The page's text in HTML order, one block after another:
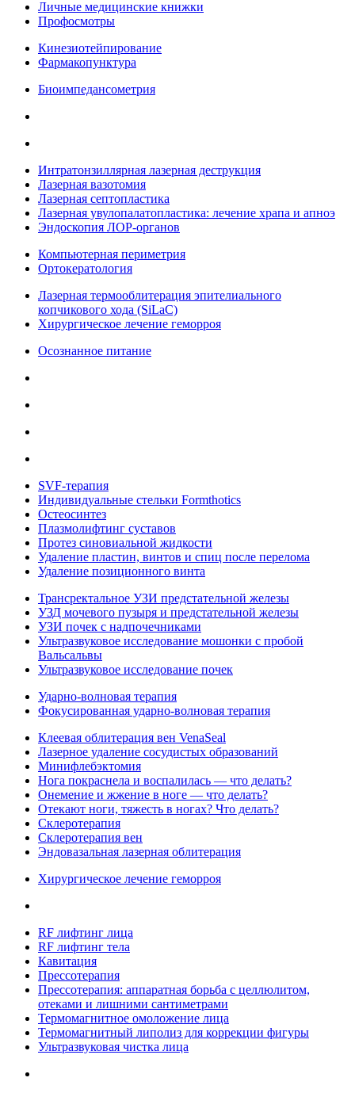
Личные медицинские книжки
Профосмотры
Кинезиотейпирование
Фармакопунктура
Биоимпедансометрия
Интратонзиллярная лазерная деструкция
Лазерная вазотомия
Лазерная септопластика
Лазерная увулопалатопластика: лечение храпа и апноэ
Эндоскопия ЛОР-органов
Компьютерная периметрия
Ортокератология
Лазерная термооблитерация эпителиального
копчикового хода (SiLaC)
Хирургическое лечение геморроя
Осознанное питание
SVF-терапия
Индивидуальные стельки Formthotics
Остеосинтез
Плазмолифтинг суставов
Протез синовиальной жидкости
Удаление пластин, винтов и спиц после перелома
Удаление позиционного винта
Трансректальное УЗИ предстательной железы
УЗД мочевого пузыря и предстательной железы
УЗИ почек с надпочечниками
Ультразвуковое исследование мошонки с пробой
Вальсальвы
Ультразвуковое исследование почек
Ударно-волновая терапия
Фокусированная ударно-волновая терапия
Клеевая облитерация вен VenaSeal
Лазерное удаление сосудистых образований
Минифлебэктомия
Нога покраснела и воспалилась — что делать?
Онемение и жжение в ноге — что делать?
Отекают ноги, тяжесть в ногах? Что делать?
Склеротерапия
Склеротерапия вен
Эндовазальная лазерная облитерация
Хирургическое лечение геморроя
RF лифтинг лица
RF лифтинг тела
Кавитация
Прессотерапия
Прессотерапия: аппаратная борьба с целлюлитом,
отеками и лишними сантиметрами
Термомагнитное омоложение лица
Термомагнитный липолиз для коррекции фигуры
Ультразвуковая чистка лица